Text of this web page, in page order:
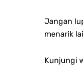
Jangan
menarik
Kunjungi